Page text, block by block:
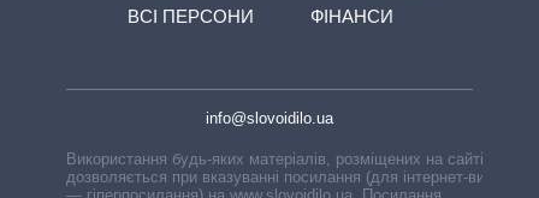
ВСІ ПЕРСОНИ
ФІНАНСИ
info@slovoidilo.ua
Використання будь-яких матеріалів, розміщених на сайті,
дозволяється при вказуванні посилання (для інтернет-видань